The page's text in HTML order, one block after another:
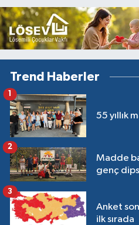
Trend Haberler
55 yıllık
1
Madde
genç
2
Anket
ilk sırada
3